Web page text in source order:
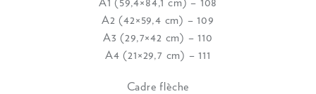
A2 (42×59,4 cm) – 109
A3 (29,7×42 cm) – 110
A4 (21×29,7 cm) – 111
Cadre flèche